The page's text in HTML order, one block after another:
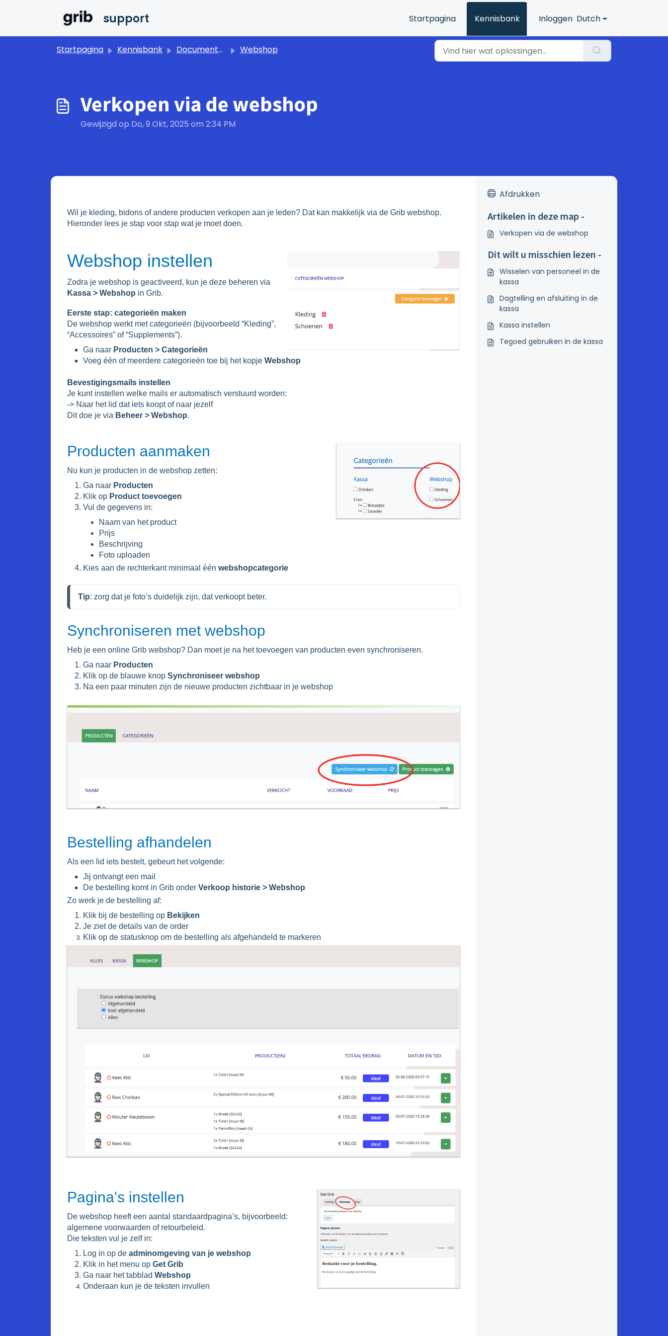
support Startpagina Kennisbank Inloggen Dutch
Startpagina Kennisbank Documentatie Webshop
Verkopen via de webshop
Gewijzigd op Do, 9 Okt, 2025 om 2:34 PM
Wil je kleding, bidons of andere producten verkopen aan je leden? Dat kan makkelijk via de Grib webshop.
Hieronder lees je stap voor stap wat je moet doen.
Webshop instellen
Zodra je webshop is geactiveerd, kun je deze beheren via
Kassa > Webshop in Grib.
Eerste stap: categorieën maken
De webshop werkt met categorieën (bijvoorbeeld “Kleding”,
“Accessoires” of “Supplements”).
Ga naar Producten > Categorieën
Voeg één of meerdere categorieën toe bij het kopje Webshop
Bevestigingsmails instellen
Je kunt instellen welke mails er automatisch verstuurd worden:
-> Naar het lid dat iets koopt of naar jezelf
Dit doe je via Beheer > Webshop.
Producten aanmaken
Nu kun je producten in de webshop zetten:
Ga naar Producten
Klik op Product toevoegen
Vul de gegevens in:
Naam van het product
Prijs
Beschrijving
Foto uploaden
Kies aan de rechterkant minimaal één webshopcategorie
Tip: zorg dat je foto’s duidelijk zijn, dat verkoopt beter.
Synchroniseren met webshop
Heb je een online Grib webshop? Dan moet je na het toevoegen van producten even synchroniseren.
Ga naar Producten
Klik op de blauwe knop Synchroniseer webshop
Na een paar minuten zijn de nieuwe producten zichtbaar in je webshop
Bestelling afhandelen
Als een lid iets bestelt, gebeurt het volgende:
Jij ontvangt een mail
De bestelling komt in Grib onder Verkoop historie > Webshop
Zo werk je de bestelling af:
Klik bij de bestelling op Bekijken
Je ziet de details van de order
Klik op de statusknop om de bestelling als afgehandeld te markeren
Pagina's instellen
De webshop heeft een aantal standaardpagina’s, bijvoorbeeld:
algemene voorwaarden of retourbeleid.
Die teksten vul je zelf in:
Log in op de adminomgeving van je webshop
Klik in het menu op Get Grib
Ga naar het tabblad Webshop
Onderaan kun je de teksten invullen
Afdrukken
Artikelen in deze map -
Verkopen via de webshop
Dit wilt u misschien lezen -
Wisselen van personeel in de
kassa
Dagtelling en afsluiting in de
kassa
Kassa instellen
Tegoed gebruiken in de kassa